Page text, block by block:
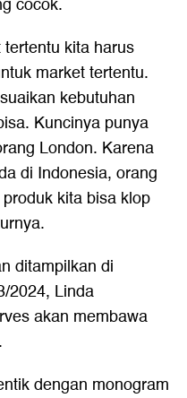
kita harus
market tertentu.
kebutuhan
Kuncinya punya
London. Karena
di Indonesia, orang
kita bisa klop
ditampilkan di
2024, Linda
akan membawa
dengan monogram